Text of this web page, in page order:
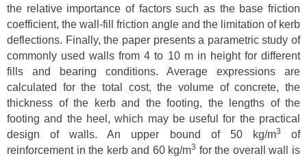
the relative importance of factors such as the base friction
coefficient, the wall-fill friction angle and the limitation of kerb
deflections. Finally, the paper presents a parametric study of
commonly used walls from 4 to 10 m in height for different
fills and bearing conditions. Average expressions are
calculated for the total cost, the volume of concrete, the
thickness of the kerb and the footing, the lengths of the
footing and the heel, which may be useful for the practical
design of walls. An upper bound of 50 kg/m3
of
reinforcement in the kerb and 60 kg/m3 for the overall wall is